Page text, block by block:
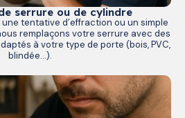
serrure ou de cylindre
tentative d’effraction ou un simple
remplaçons votre serrure avec des
à votre type de porte (bois, PVC,
blindée…).